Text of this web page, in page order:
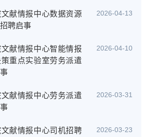
献情报中心数据资源
聘启事
2026-04-13
献情报中心智能情报
重点实验室劳务派遣
2026-04-10
献情报中心劳务派遣
2026-03-31
献情报中心司机招聘
2026-03-23